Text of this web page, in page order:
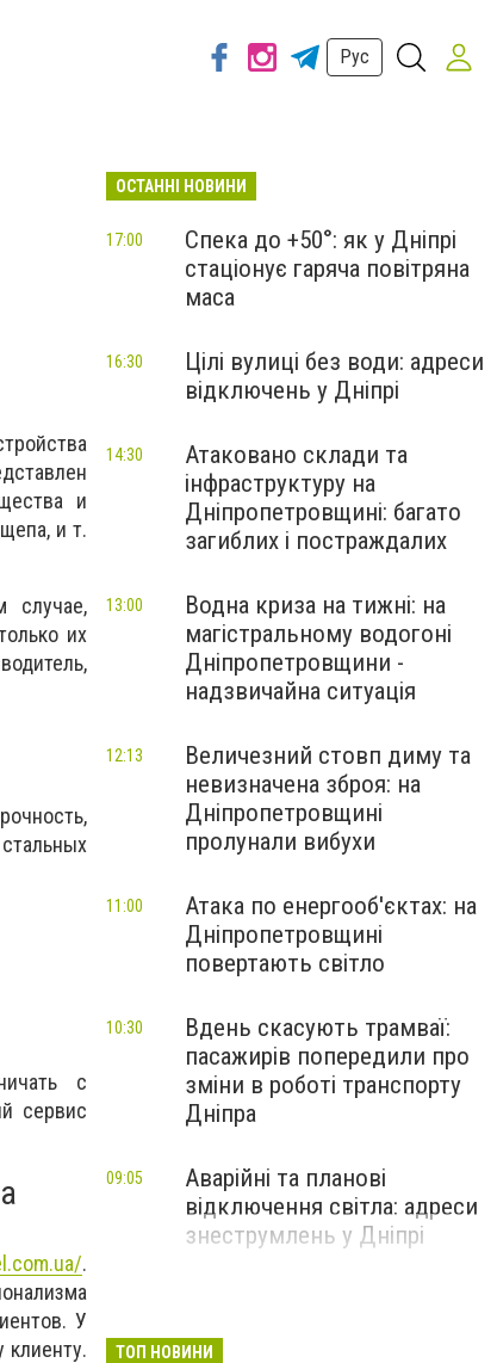
Рус
и
и т.
случае,
их
с
сервис
.
У
ОСТАННІ НОВИНИ
Спека до +50°: як у Дніпрі
стаціонує гаряча повітряна
маса
17:00
Цілі вулиці без води: адреси
відключень у Дніпрі
16:30
Атаковано склади та
інфраструктуру на
Дніпропетровщині: багато
загиблих і постраждалих
14:30
Водна криза на тижні: на
магістральному водогоні
Дніпропетровщини -
надзвичайна ситуація
13:00
Величезний стовп диму та
невизначена зброя: на
Дніпропетровщині
пролунали вибухи
12:13
Атака по енергооб'єктах: на
Дніпропетровщині
повертають світло
11:00
Вдень скасують трамваї:
пасажирів попередили про
зміни в роботі транспорту
Дніпра
10:30
Аварійні та планові
відключення світла: адреси
знеструмлень у Дніпрі
09:05
ТОП НОВИНИ